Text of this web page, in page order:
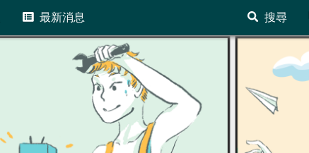
最新消息 搜尋